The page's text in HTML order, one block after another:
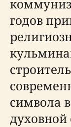
годов
символа
духовной